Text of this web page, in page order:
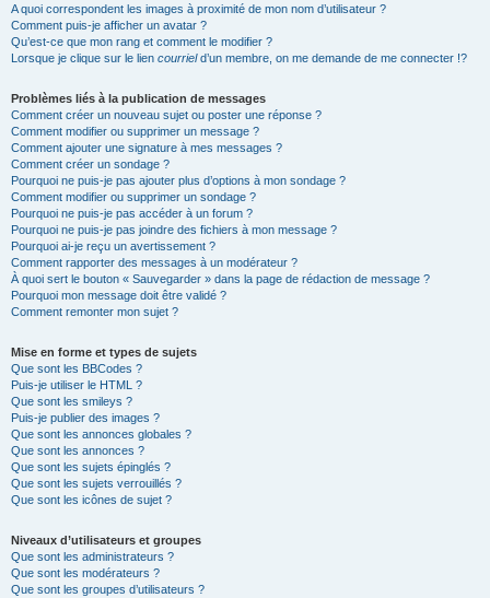
A quoi correspondent les images à proximité de mon nom d’utilisateur ?
Comment puis-je afficher un avatar ?
Qu’est-ce que mon rang et comment le modifier ?
Lorsque je clique sur le lien courrield’un membre, on me demande de me connecter !?
Problèmes liés à la publication de messages
Comment créer un nouveau sujet ou poster une réponse ?
Comment modifier ou supprimer un message ?
Comment ajouter une signature à mes messages ?
Comment créer un sondage ?
Pourquoi ne puis-je pas ajouter plus d’options à mon sondage ?
Comment modifier ou supprimer un sondage ?
Pourquoi ne puis-je pas accéder à un forum ?
Pourquoi ne puis-je pas joindre des fichiers à mon message ?
Pourquoi ai-je reçu un avertissement ?
Comment rapporter des messages à un modérateur ?
À quoi sert le bouton « Sauvegarder » dans la page de rédaction de message ?
Pourquoi mon message doit être validé ?
Comment remonter mon sujet ?
Mise en forme et types de sujets
Que sont les BBCodes ?
Puis-je utiliser le HTML ?
Que sont les smileys ?
Puis-je publier des images ?
Que sont les annonces globales ?
Que sont les annonces ?
Que sont les sujets épinglés ?
Que sont les sujets verrouillés ?
Que sont les icônes de sujet ?
Niveaux d’utilisateurs et groupes
Que sont les administrateurs ?
Que sont les modérateurs ?
Que sont les groupes d’utilisateurs ?